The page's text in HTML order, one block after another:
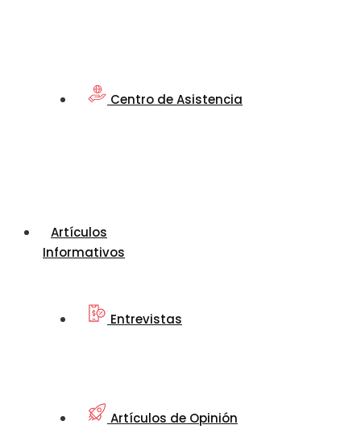
Centro de Asistencia
Artículos
Informativos
Entrevistas
Artículos de Opinión